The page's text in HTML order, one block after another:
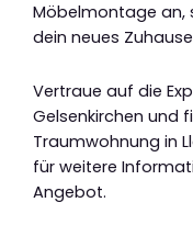
Möbelmontage an,
dein neues
Vertraue auf die
Gelsenkirchen und
Traumwohnung in
für weitere
Angebot.